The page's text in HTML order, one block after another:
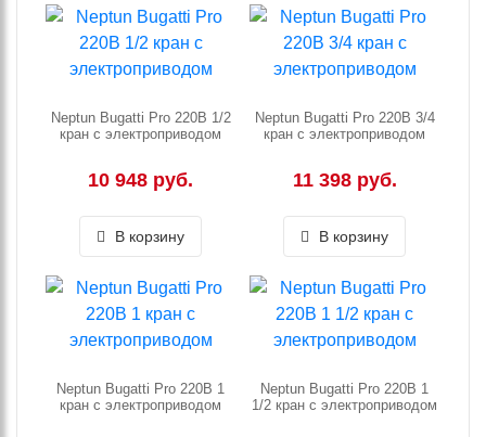
Neptun Bugatti Pro 220В 1/2
кран с электроприводом
10 948 руб.
В корзину
Neptun Bugatti Pro 220В 3/4
кран с электроприводом
11 398 руб.
В корзину
Neptun Bugatti Pro 220В 1
кран с электроприводом
Neptun Bugatti Pro 220В 1
1/2 кран с электроприводом